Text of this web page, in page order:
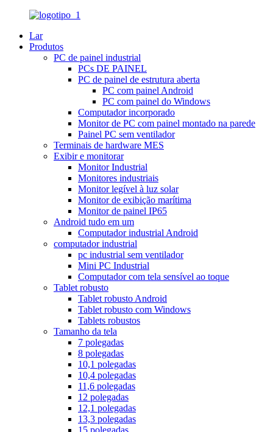
Lar
Produtos
PC de painel industrial
PCs DE PAINEL
PC de painel de estrutura aberta
PC com painel Android
PC com painel do Windows
Computador incorporado
Monitor de PC com painel montado na parede
Painel PC sem ventilador
Terminais de hardware MES
Exibir e monitorar
Monitor Industrial
Monitores industriais
Monitor legível à luz solar
Monitor de exibição marítima
Monitor de painel IP65
Android tudo em um
Computador industrial Android
computador industrial
pc industrial sem ventilador
Mini PC Industrial
Computador com tela sensível ao toque
Tablet robusto
Tablet robusto Android
Tablet robusto com Windows
Tablets robustos
Tamanho da tela
7 polegadas
8 polegadas
10,1 polegadas
10,4 polegadas
11,6 polegadas
12 polegadas
12,1 polegadas
13,3 polegadas
15 polegadas